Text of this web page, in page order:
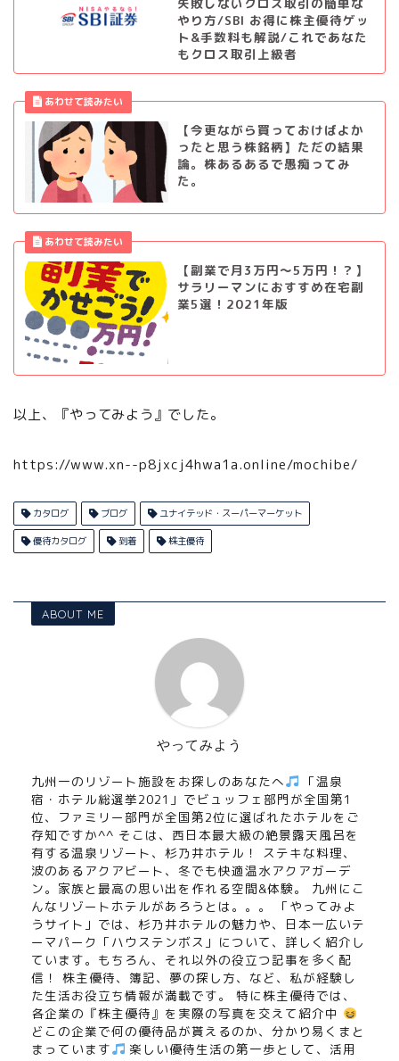
やり方/SBI お得に株主優待ゲッ
ト&手数料も解説/これであなた
もクロス取引上級者
【今更ながら買っておけばよか
ったと思う株銘柄】ただの結果
論。株あるあるで愚痴ってみ
た。
【副業で月3万円～5万円！？】
サラリーマンにおすすめ在宅副
業5選！2021年版
以上、『やってみよう』でした。
https://www.xn--p8jxcj4hwa1a.online/mochibe/
カタログ ブログ ユナイテッド・スーパーマーケット
優待カタログ 到着 株主優待
ABOUT ME
やってみよう
九州一のリゾート施設をお探しのあなたへ
「温泉
宿・ホテル総選挙2021」でビュッフェ部門が全国第1
位、ファミリー部門が全国第2位に選ばれたホテルをご
存知ですか^^ そこは、西日本最大級の絶景露天風呂を
有する温泉リゾート、杉乃井ホテル！ ステキな料理、
波のあるアクアビート、冬でも快適温水アクアガーデ
ン。家族と最高の思い出を作れる空間&体験。 九州にこ
んなリゾートホテルがあろうとは。。。 「やってみよ
うサイト」では、杉乃井ホテルの魅力や、日本一広いテ
ーマパーク「ハウステンボス」について、詳しく紹介し
ています。もちろん、それ以外の役立つ記事を多く配
信！ 株主優待、簿記、夢の探し方、など、私が経験し
た生活お役立ち情報が満載です。 特に株主優待では、
各企業の『株主優待』を実際の写真を交えて紹介中
どこの企業で何の優待品が貰えるのか、分かり易くまと
まっています
楽しい優待生活の第一歩として、活用